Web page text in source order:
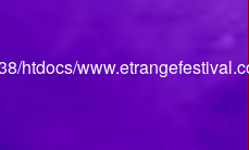
htdocs/